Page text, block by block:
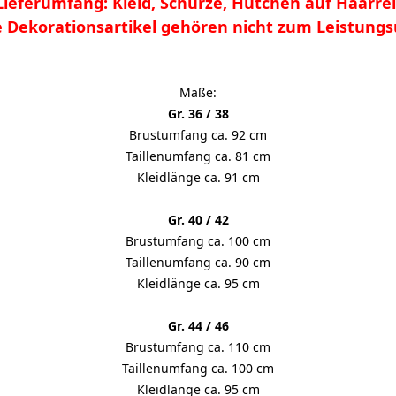
Dekorationsartikel gehören nicht zum
Maße:
Gr. 36 / 38
Brustumfang ca. 92 cm
Taillenumfang ca. 81 cm
Kleidlänge ca. 91 cm
Gr. 40 / 42
Brustumfang ca. 100 cm
Taillenumfang ca. 90 cm
Kleidlänge ca. 95 cm
Gr. 44 / 46
Brustumfang ca. 110 cm
Taillenumfang ca. 100 cm
Kleidlänge ca. 95 cm